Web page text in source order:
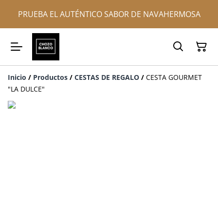
PRUEBA EL AUTÉNTICO SABOR DE NAVAHERMOSA
Inicio / Productos / CESTAS DE REGALO / CESTA GOURMET
"LA DULCE"